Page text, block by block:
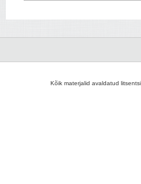
Kõik materjalid avaldatud